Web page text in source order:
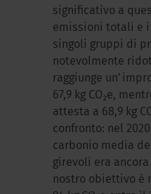
significativo a
emissioni totali e
singoli gruppi di
notevolmente
raggiunge
67,9 kg CO₂e,
attesta a 68,9 kg
confronto: nel
carbonio media
girevoli era ancora
nostro obiettivo è